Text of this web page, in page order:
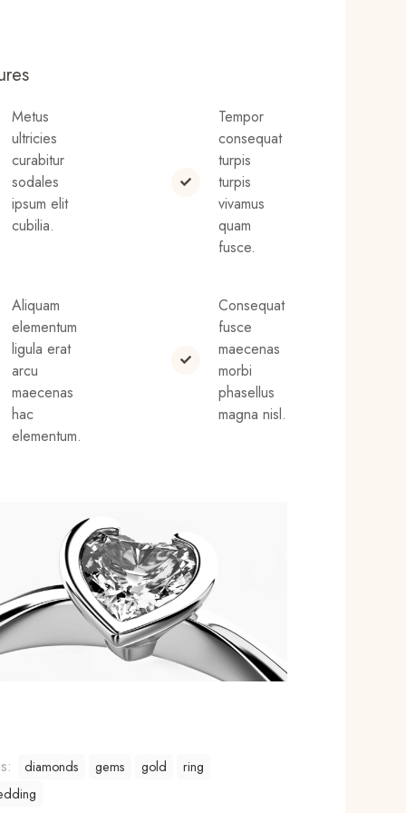
Metus
ultricies
curabitur
sodales
ipsum elit
cubilia.
Tempor
consequat
turpis
turpis
vivamus
quam
fusce.
Aliquam
elementum
ligula erat
arcu
maecenas
hac
elementum.
Consequat
fusce
maecenas
morbi
phasellus
magna nisl.
diamonds gems gold
ring